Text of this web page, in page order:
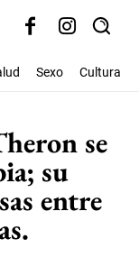
Sexo Cultura
se
su
entre